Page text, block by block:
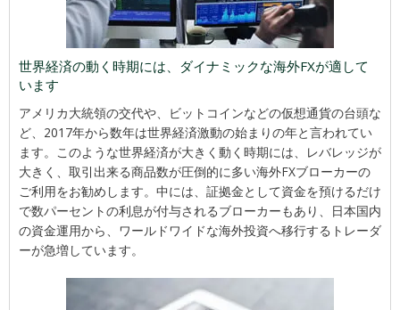
世界経済の動く時期には、ダイナミックな海外FXが適して
います
アメリカ大統領の交代や、ビットコインなどの仮想通貨の台頭な
ど、2017年から数年は世界経済激動の始まりの年と言われてい
ます。このような世界経済が大きく動く時期には、レバレッジが
大きく、取引出来る商品数が圧倒的に多い海外FXブローカーの
ご利用をお勧めします。中には、証拠金として資金を預けるだけ
で数パーセントの利息が付与されるブローカーもあり、日本国内
の資金運用から、ワールドワイドな海外投資へ移行するトレーダ
ーが急増しています。